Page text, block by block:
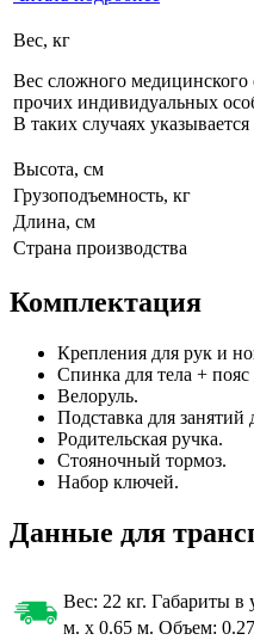
Вес, кг
Вес сложного медицинского
прочих индивидуальных
В таких случаях
Высота, см
Грузоподъемность, кг
Длина, см
Страна производства
Комплектация
Крепления для рук и
Спинка для тела +
Велоруль.
Подставка для занятий
Родительская ручка.
Стояночный тормоз.
Набор ключей.
Данные для
Вес: 22 кг. Габариты в
м. x 0.65 м. Объем: 0.27